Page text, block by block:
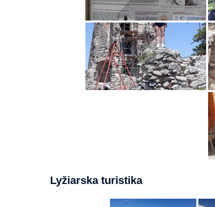
Lyžiarska turistika